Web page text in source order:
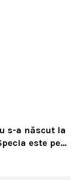
s-a născut la
este pe